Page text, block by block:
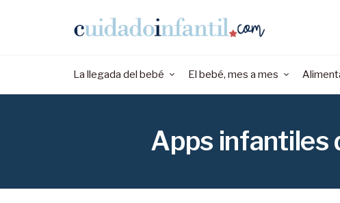
La llegada del bebé El bebé, mes a mes
Apps infantiles